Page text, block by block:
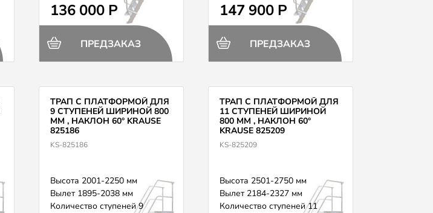
136 000 Р
ПРЕДЗАКАЗ
147 900 Р
ПРЕДЗАКАЗ
ТРАП С ПЛАТФОРМОЙ ДЛЯ
9 СТУПЕНЕЙ ШИРИНОЙ 800
ММ , НАКЛОН 60° KRAUSE
825186
KS-825186
Высота 2001-2250 мм
Вылет 1895-2038 мм
Количество ступеней 9
ТРАП С ПЛАТФОРМОЙ ДЛЯ
11 СТУПЕНЕЙ ШИРИНОЙ
800 ММ , НАКЛОН 60°
KRAUSE 825209
KS-825209
Высота 2501-2750 мм
Вылет 2184-2327 мм
Количество ступеней 11